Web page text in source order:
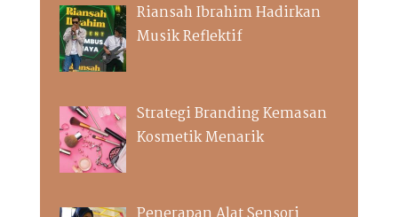
Riansah Ibrahim Hadirkan
Musik Reflektif
Strategi Branding Kemasan
Kosmetik Menarik